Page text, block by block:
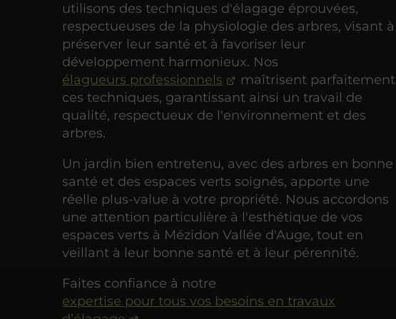
utilisons des techniques d'élagage éprouvées,
respectueuses de la physiologie des arbres, visant à
préserver leur santé et à favoriser leur
développement harmonieux. Nos
élagueurs professionnels
maîtrisent parfaitement
ces techniques, garantissant ainsi un travail de
qualité, respectueux de l'environnement et des
arbres.
Un jardin bien entretenu, avec des arbres en bonne
santé et des espaces verts soignés, apporte une
réelle plus-value à votre propriété. Nous accordons
une attention particulière à l'esthétique de vos
espaces verts à Mézidon Vallée d'Auge, tout en
veillant à leur bonne santé et à leur pérennité.
Faites confiance à notre
expertise pour tous vos besoins en travaux